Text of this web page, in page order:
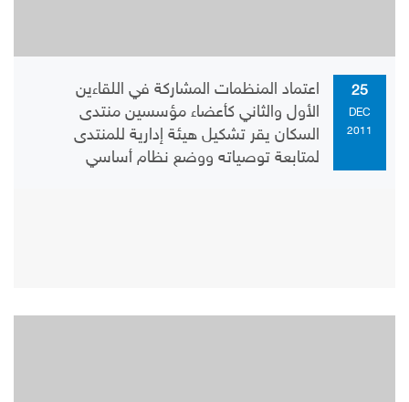
25
DEC
2011
اعتماد المنظمات المشاركة في اللقاءين
الأول والثاني كأعضاء مؤسسين منتدى
السكان يقر تشكيل هيئة إدارية للمنتدى
لمتابعة توصياته ووضع نظام أساسي